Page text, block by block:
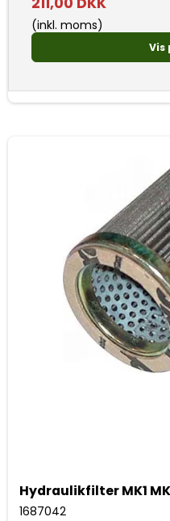
(inkl. moms)
Vis
Hydraulikfilter MK1
1687042